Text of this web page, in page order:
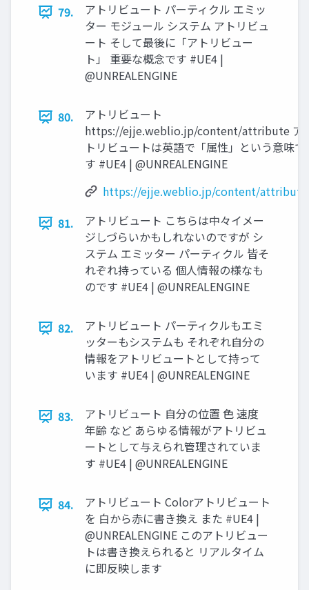
79.
アトリビュート パーティクル エミッ
ター モジュール システム アトリビュ
ート そして最後に「アトリビュー
ト」 重要な概念です #UE4 |
@UNREALENGINE
80.
アトリビュート
https://ejje.weblio.jp/content/attribute ア
トリビュートは英語で「属性」という意味で
す #UE4 | @UNREALENGINE
https://ejje.weblio.jp/content/attribute
81.
アトリビュート こちらは中々イメー
ジしづらいかもしれないのですが シ
ステム エミッター パーティクル 皆そ
れぞれ持っている 個人情報の様なも
のです #UE4 | @UNREALENGINE
82.
アトリビュート パーティクルもエミ
ッターもシステムも それぞれ自分の
情報をアトリビュートとして持って
います #UE4 | @UNREALENGINE
83.
アトリビュート 自分の位置 色 速度
年齢 など あらゆる情報がアトリビュ
ートとして与えられ管理されていま
す #UE4 | @UNREALENGINE
84.
アトリビュート Colorアトリビュート
を 白から赤に書き換え また #UE4 |
@UNREALENGINE このアトリビュー
トは書き換えられると リアルタイム
に即反映します